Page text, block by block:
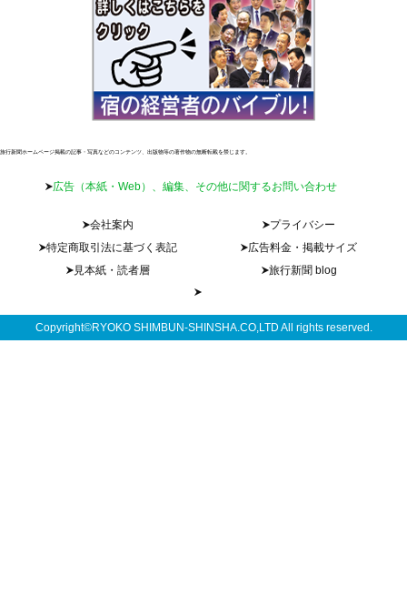
旅行新聞ホームページ掲載の記事・写真などのコンテンツ、出版物等の著作物の無断転載を禁じます。
広告（本紙・Web）、編集、その他に関するお問い合わせ
会社案内
プライバシー
特定商取引法に基づく表記
広告料金・掲載サイズ
見本紙・読者層
旅行新聞 blog
Copyright©RYOKO SHIMBUN-SHINSHA.CO,LTD All rights reserved.